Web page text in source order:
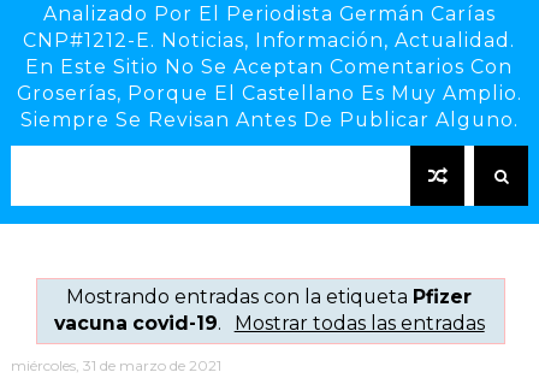
Analizado Por El Periodista Germán Carías
CNP#1212-E. Noticias, Información, Actualidad.
En Este Sitio No Se Aceptan Comentarios Con
Groserías, Porque El Castellano Es Muy Amplio.
Siempre Se Revisan Antes De Publicar Alguno.
Mostrando entradas con la etiqueta Pfizer
vacuna covid-19. Mostrar todas las entradas
miércoles, 31 de marzo de 2021